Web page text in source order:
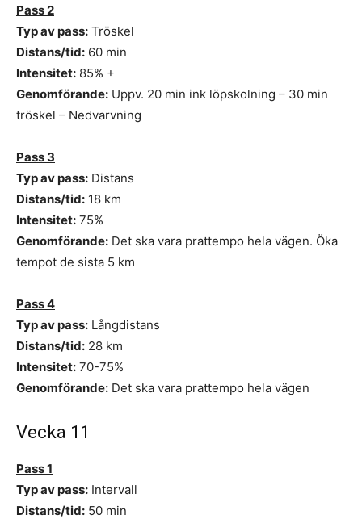
Pass 2
Typ av pass: Tröskel
Distans/tid: 60 min
Intensitet: 85% +
Genomförande: Uppv. 20 min ink löpskolning – 30 min
tröskel – Nedvarvning
Pass 3
Typ av pass: Distans
Distans/tid: 18 km
Intensitet: 75%
Genomförande: Det ska vara prattempo hela vägen. Öka
tempot de sista 5 km
Pass 4
Typ av pass: Långdistans
Distans/tid: 28 km
Intensitet: 70-75%
Genomförande: Det ska vara prattempo hela vägen
Vecka 11
Pass 1
Typ av pass: Intervall
Distans/tid: 50 min